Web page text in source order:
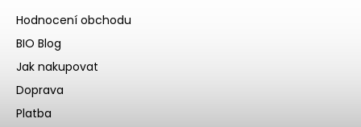
Hodnocení obchodu
BIO Blog
Jak nakupovat
Doprava
Platba